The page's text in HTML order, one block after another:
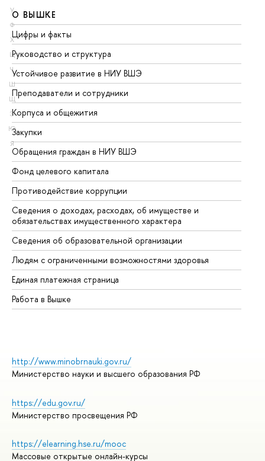
У
Ф
Х
Ц
Ч
Ш
Щ
Э
Ю
Я
О ВЫШКЕ
Цифры и факты
Руководство и структура
Устойчивое развитие в НИУ ВШЭ
Преподаватели и сотрудники
Корпуса и общежития
Закупки
Обращения граждан в НИУ ВШЭ
Фонд целевого капитала
Противодействие коррупции
Сведения о доходах, расходах, об имуществе и
обязательствах имущественного характера
Сведения об образовательной организации
Людям с ограниченными возможностями здоровья
Единая платежная страница
Работа в Вышке
http://www.minobrnauki.gov.ru/
Министерство науки и высшего образования РФ
https://edu.gov.ru/
Министерство просвещения РФ
https://elearning.hse.ru/mooc
Массовые открытые онлайн-курсы